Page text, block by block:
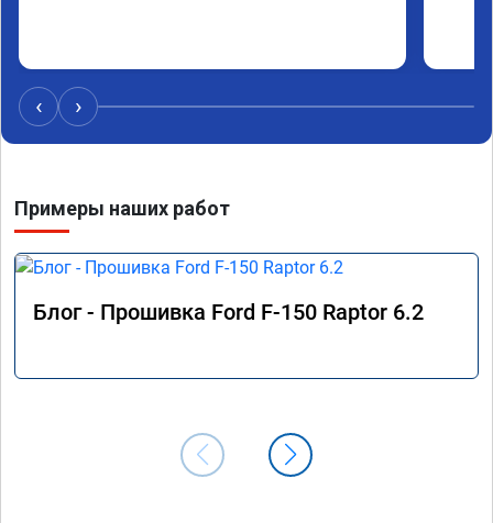
‹ ›
Примеры наших работ
Блог - Прошивка Ford F-150 Raptor 6.2